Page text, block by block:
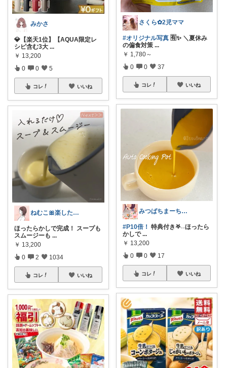
みかさ
💎【楽天1位】【AQUA限定レ
シピ含む3大 ...
￥ 13,200
0 0 5
コレ いいね
ねむこ🎀楽したいママの購入品ほぼオリ写
ほったらかしで完成！ スープも
スムージーも ...
￥ 13,200
0 2 1034
コレ いいね
さくら✿2児ママ
#オリジナル写真 🈶✨ ＼夏休み
の偏食対策 ...
￥ 1,780～
0 0 37
コレ いいね
みつばちまーちᵀᴴᴬᴺᴷ ᵞᴼᵁ ◡̈*
#P10倍！ 特典付き𖤐˒˒ほったら
かしで ...
￥ 13,200
0 0 17
コレ いいね